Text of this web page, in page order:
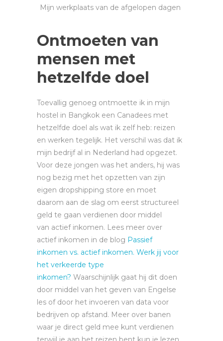
Mijn werkplaats van de afgelopen dagen
Ontmoeten van
mensen met
hetzelfde doel
Toevallig genoeg ontmoette ik in mijn
hostel in Bangkok een Canadees met
hetzelfde doel als wat ik zelf heb: reizen
en werken tegelijk. Het verschil was dat ik
mijn bedrijf al in Nederland had opgezet.
Voor deze jongen was het anders, hij was
nog bezig met het opzetten van zijn
eigen dropshipping store en moet
daarom aan de slag om eerst structureel
geld te gaan verdienen door middel
van actief inkomen. Lees meer over
actief inkomen in de blog Passief
inkomen vs. actief inkomen. Werk jij voor
het verkeerde type
inkomen? Waarschijnlijk gaat hij dit doen
door middel van het geven van Engelse
les of door het invoeren van data voor
bedrijven op afstand. Meer over banen
waar je direct geld mee kunt verdienen